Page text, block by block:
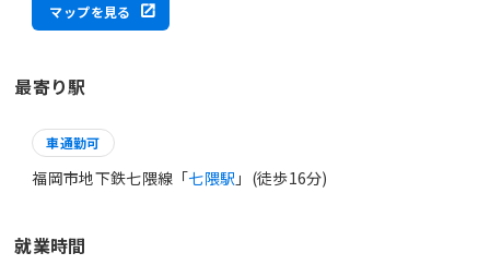
マップを見る
最寄り駅
車通勤可
福岡市地下鉄七隈線「七隈駅 」(徒歩16分)
就業時間